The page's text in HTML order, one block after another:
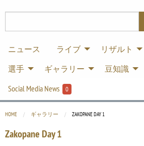
ニュース ライブ リザルト
選手
ギャラリー 豆知識
Social Media News
0
HOME ギャラリー CURRENT:
ZAKOPANE DAY 1
Zakopane Day 1